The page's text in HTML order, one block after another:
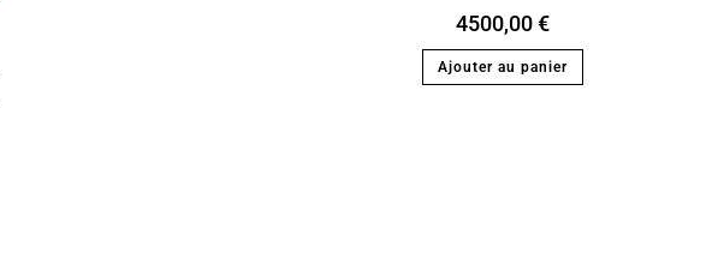
4500,00€
Ajouter au panier